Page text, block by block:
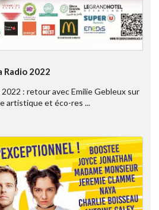
Radio 2022
: retour avec Emilie Gebleux sur
artistique et éco-res ...